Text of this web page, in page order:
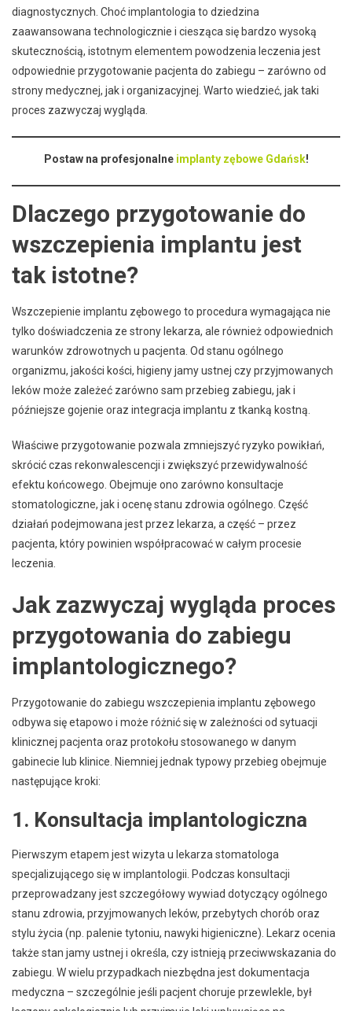
diagnostycznych. Choć implantologia to dziedzina
zaawansowana technologicznie i ciesząca się bardzo wysoką
skutecznością, istotnym elementem powodzenia leczenia jest
odpowiednie przygotowanie pacjenta do zabiegu – zarówno od
strony medycznej, jak i organizacyjnej. Warto wiedzieć, jak taki
proces zazwyczaj wygląda.
Postaw na profesjonalne implanty zębowe Gdańsk!
Dlaczego przygotowanie do
wszczepienia implantu jest
tak istotne?
Wszczepienie implantu zębowego to procedura wymagająca nie
tylko doświadczenia ze strony lekarza, ale również odpowiednich
warunków zdrowotnych u pacjenta. Od stanu ogólnego
organizmu, jakości kości, higieny jamy ustnej czy przyjmowanych
leków może zależeć zarówno sam przebieg zabiegu, jak i
późniejsze gojenie oraz integracja implantu z tkanką kostną.
Właściwe przygotowanie pozwala zmniejszyć ryzyko powikłań,
skrócić czas rekonwalescencji i zwiększyć przewidywalność
efektu końcowego. Obejmuje ono zarówno konsultacje
stomatologiczne, jak i ocenę stanu zdrowia ogólnego. Część
działań podejmowana jest przez lekarza, a część – przez
pacjenta, który powinien współpracować w całym procesie
leczenia.
Jak zazwyczaj wygląda proces
przygotowania do zabiegu
implantologicznego?
Przygotowanie do zabiegu wszczepienia implantu zębowego
odbywa się etapowo i może różnić się w zależności od sytuacji
klinicznej pacjenta oraz protokołu stosowanego w danym
gabinecie lub klinice. Niemniej jednak typowy przebieg obejmuje
następujące kroki:
1. Konsultacja implantologiczna
Pierwszym etapem jest wizyta u lekarza stomatologa
specjalizującego się w implantologii. Podczas konsultacji
przeprowadzany jest szczegółowy wywiad dotyczący ogólnego
stanu zdrowia, przyjmowanych leków, przebytych chorób oraz
stylu życia (np. palenie tytoniu, nawyki higieniczne). Lekarz ocenia
także stan jamy ustnej i określa, czy istnieją przeciwwskazania do
zabiegu. W wielu przypadkach niezbędna jest dokumentacja
medyczna – szczególnie jeśli pacjent choruje przewlekle, był